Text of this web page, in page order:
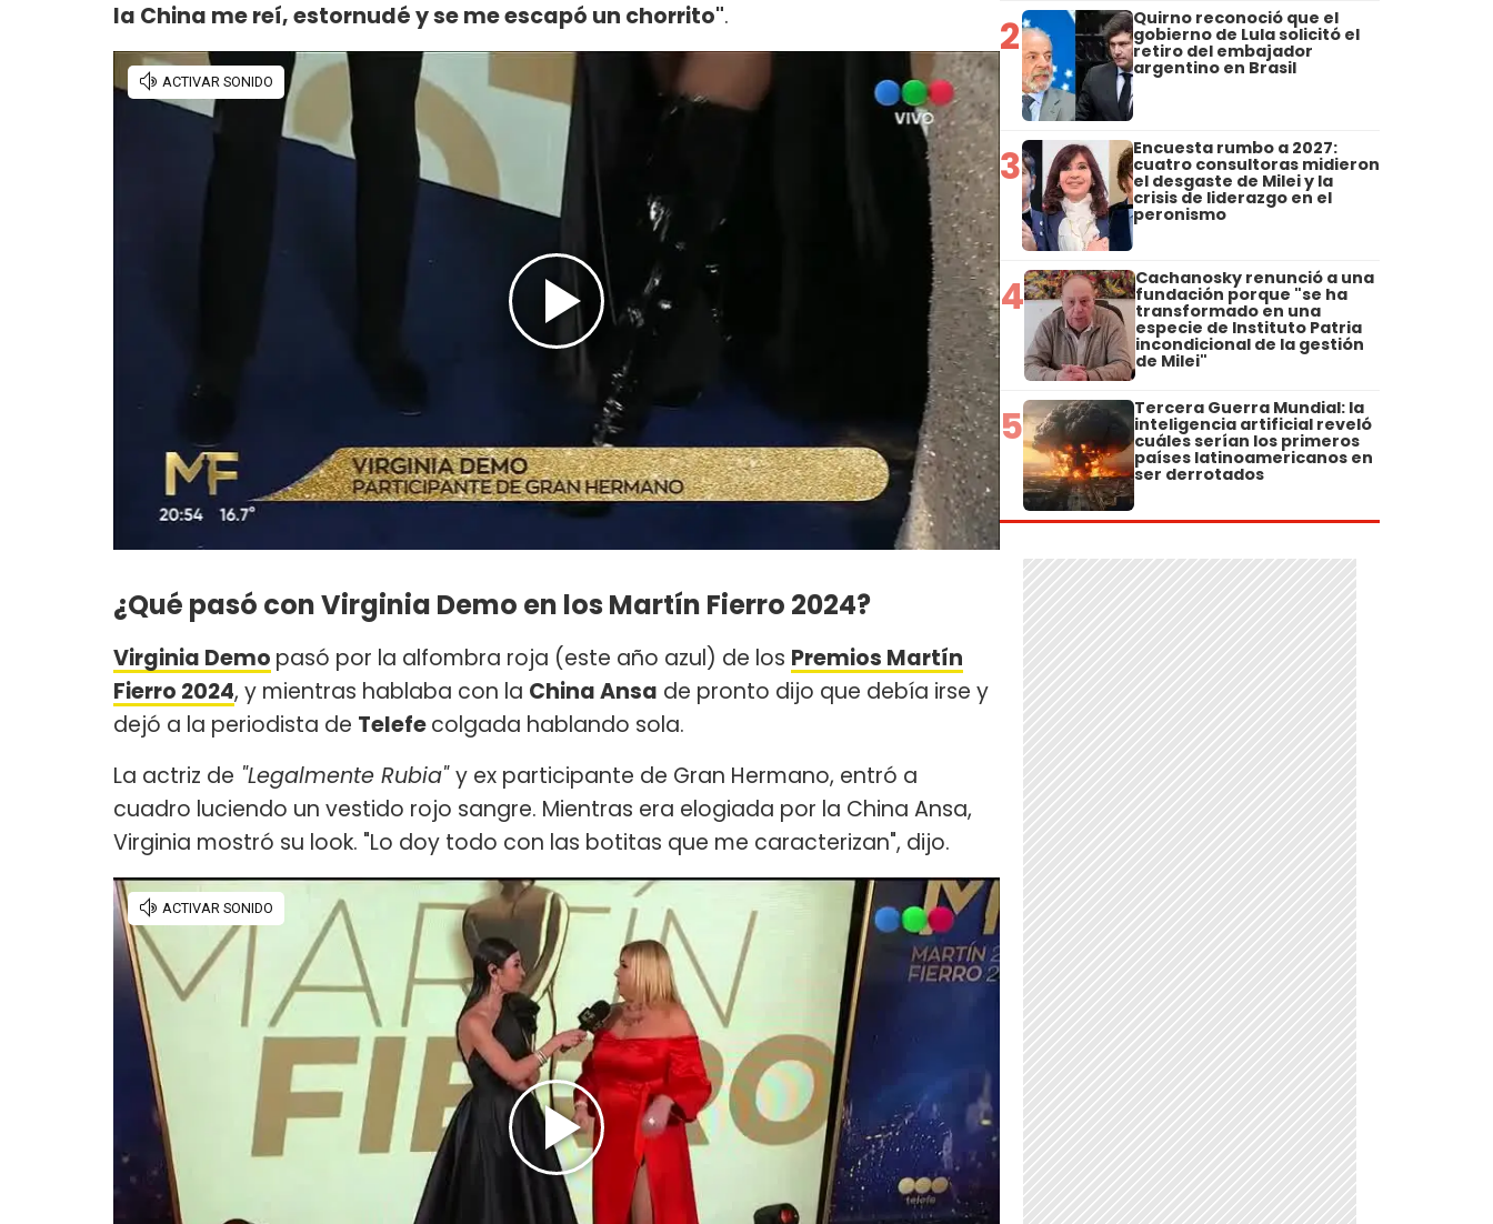
la China me reí, estornudé y se me escapó un chorrito".
¿Qué pasó con Virginia Demo en los Martín Fierro 2024?
Virginia Demo pasó por la alfombra roja (este año azul) de los Premios Martín
Fierro 2024, y mientras hablaba con la China Ansa de pronto dijo que debía irse y
dejó a la periodista de Telefecolgada hablando sola.
La actriz de "Legalmente Rubia"y ex participante de Gran Hermano, entró a
cuadro luciendo un vestido rojo sangre. Mientras era elogiada por la China Ansa,
Virginia mostró su look. "Lo doy todo con las botitas que me caracterizan", dijo.
2 Quirno reconoció que el
gobierno de Lula solicitó el
retiro del embajador
argentino en Brasil
3 Encuesta rumbo a 2027:
cuatro consultoras midieron
el desgaste de Milei y la
crisis de liderazgo en el
peronismo
4 Cachanosky renunció a una
fundación porque "se ha
transformado en una
especie de Instituto Patria
incondicional de la gestión
de Milei"
5 Tercera Guerra Mundial: la
inteligencia artificial reveló
cuáles serían los primeros
países latinoamericanos en
ser derrotados